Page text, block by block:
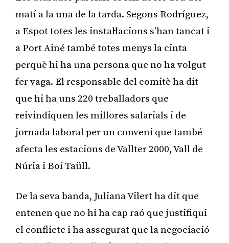
matí a la una de la tarda. Segons Rodríguez,
a Espot totes les instal·lacions s’han tancat i
a Port Ainé també totes menys la cinta
perquè hi ha una persona que no ha volgut
fer vaga. El responsable del comitè ha dit
que hi ha uns 220 treballadors que
reivindiquen les millores salarials i de
jornada laboral per un conveni que també
afecta les estacions de Vallter 2000, Vall de
Núria i Boí Taüll.
De la seva banda, Juliana Vilert ha dit que
entenen que no hi ha cap raó que justifiqui
el conflicte i ha assegurat que la negociació